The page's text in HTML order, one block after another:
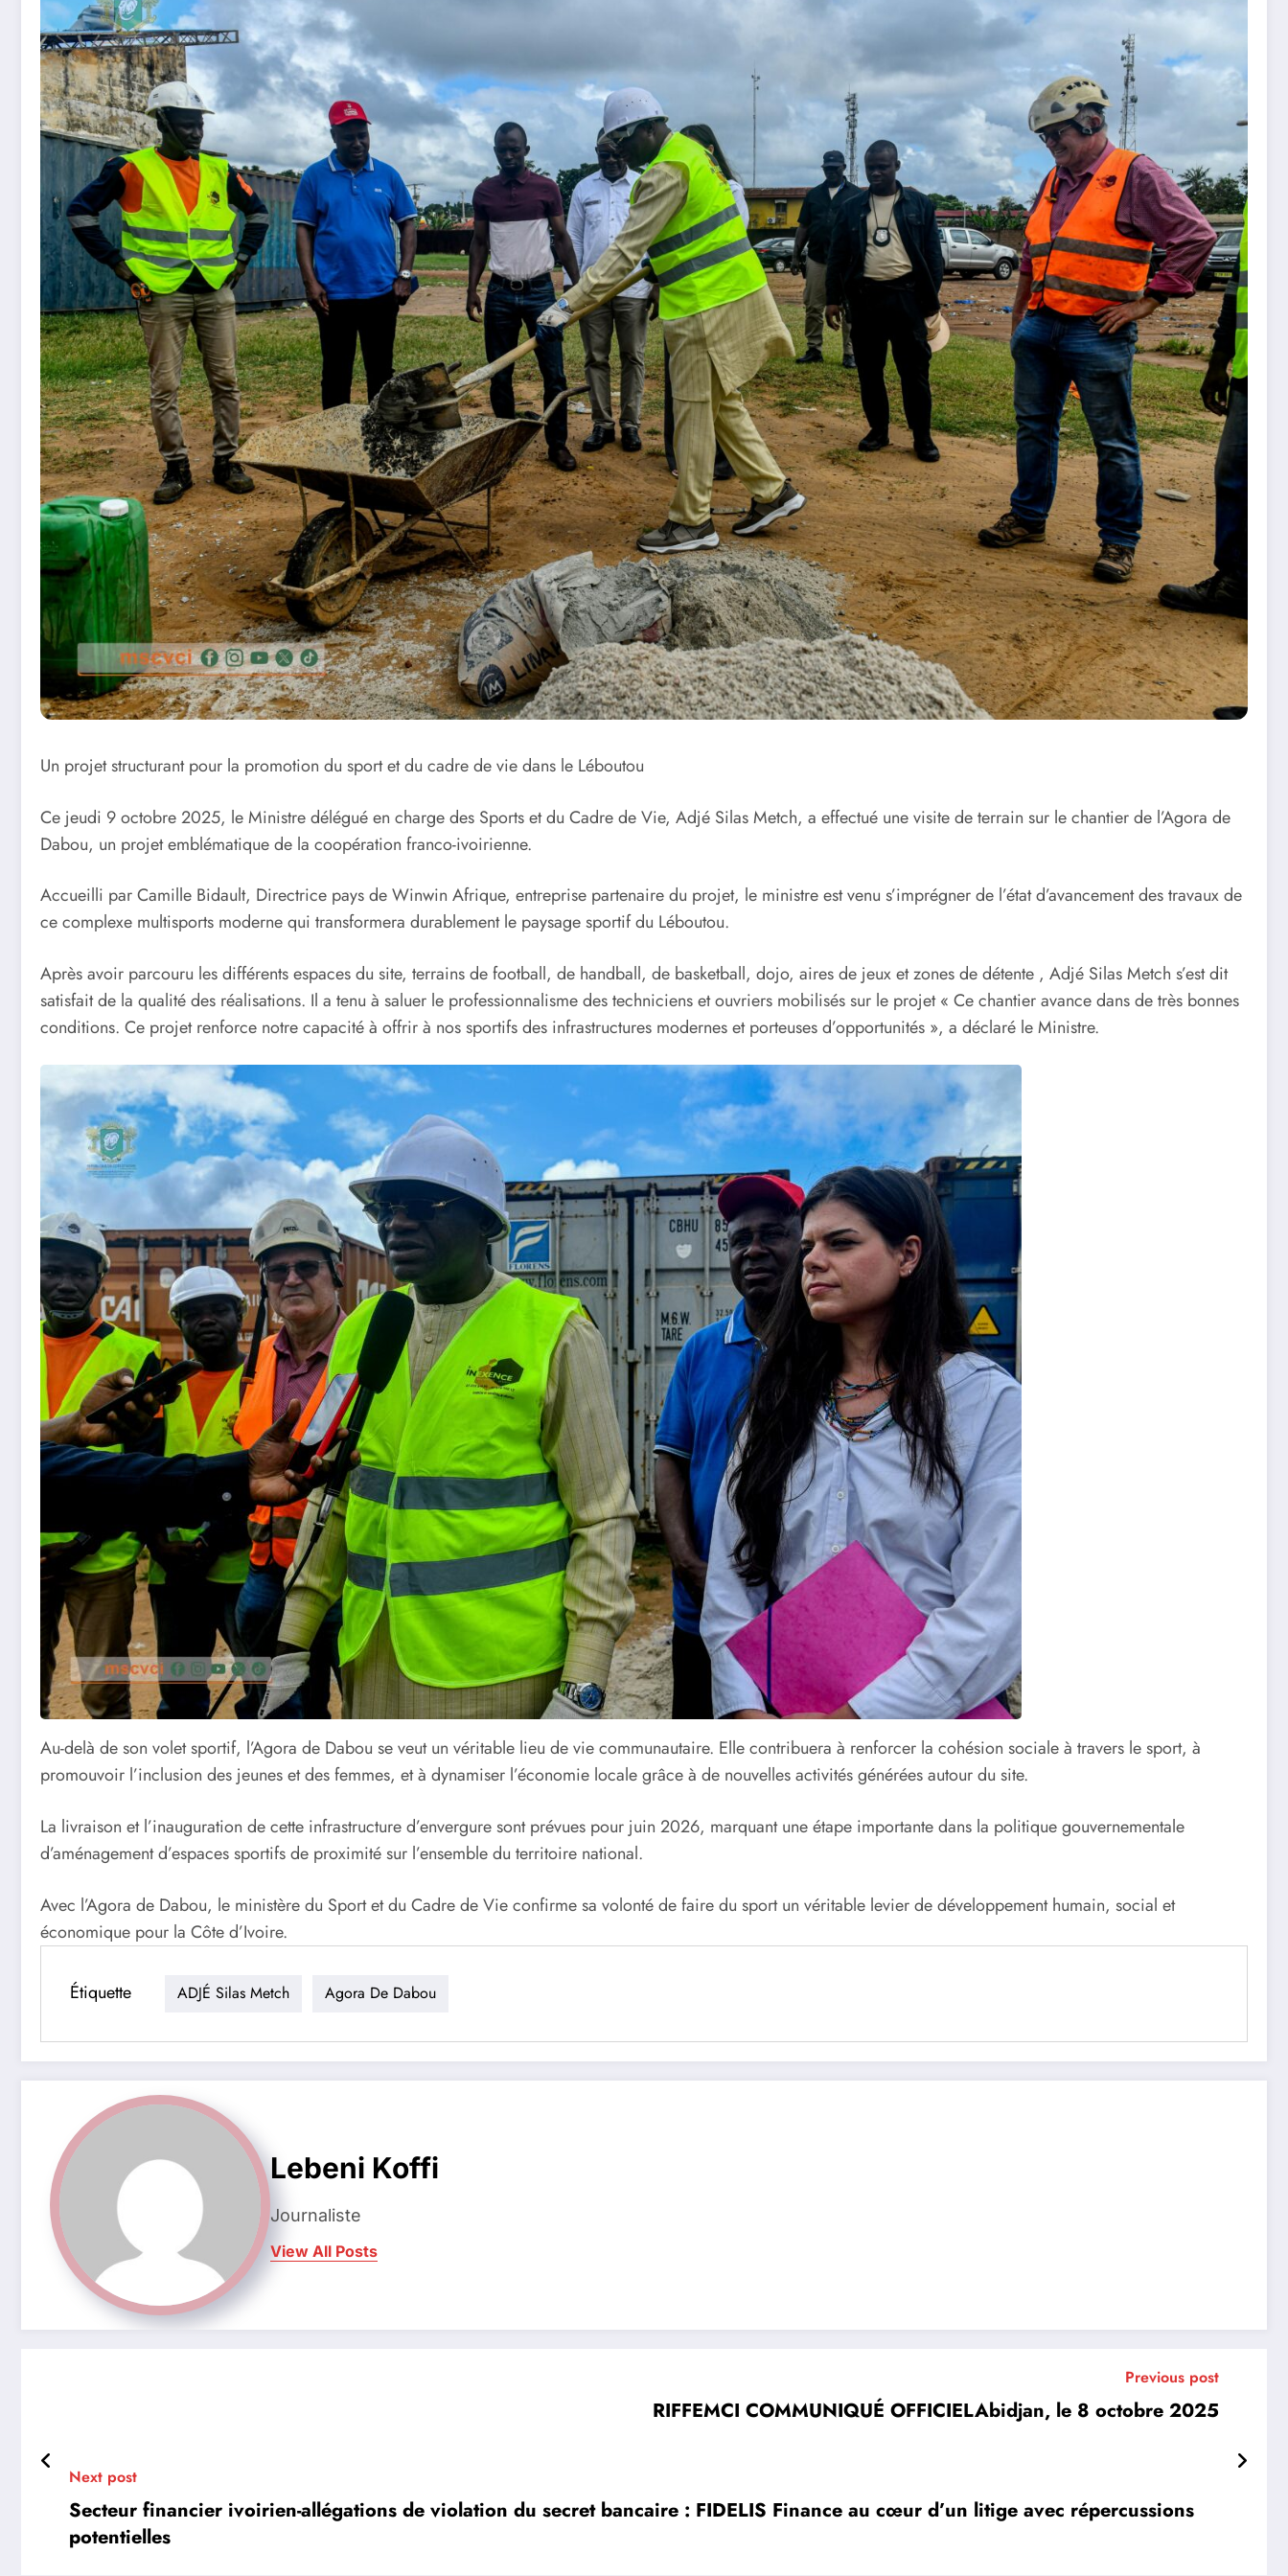
Un projet structurant pour la promotion du sport et du cadre de vie dans le Léboutou
Ce jeudi 9 octobre 2025, le Ministre délégué en charge des Sports et du Cadre de Vie, Adjé Silas Metch, a effectué une visite de terrain sur le chantier de l’Agora de
Dabou, un projet emblématique de la coopération franco-ivoirienne.
Accueilli par Camille Bidault, Directrice pays de Winwin Afrique, entreprise partenaire du projet, le ministre est venu s’imprégner de l’état d’avancement des travaux de
ce complexe multisports moderne qui transformera durablement le paysage sportif du Léboutou.
Après avoir parcouru les différents espaces du site, terrains de football, de handball, de basketball, dojo, aires de jeux et zones de détente , Adjé Silas Metch s’est dit
satisfait de la qualité des réalisations. Il a tenu à saluer le professionnalisme des techniciens et ouvriers mobilisés sur le projet « Ce chantier avance dans de très bonnes
conditions. Ce projet renforce notre capacité à offrir à nos sportifs des infrastructures modernes et porteuses d’opportunités », a déclaré le Ministre.
Au-delà de son volet sportif, l’Agora de Dabou se veut un véritable lieu de vie communautaire. Elle contribuera à renforcer la cohésion sociale à travers le sport, à
promouvoir l’inclusion des jeunes et des femmes, et à dynamiser l’économie locale grâce à de nouvelles activités générées autour du site.
La livraison et l’inauguration de cette infrastructure d’envergure sont prévues pour juin 2026, marquant une étape importante dans la politique gouvernementale
d’aménagement d’espaces sportifs de proximité sur l’ensemble du territoire national.
Avec l’Agora de Dabou, le ministère du Sport et du Cadre de Vie confirme sa volonté de faire du sport un véritable levier de développement humain, social et
économique pour la Côte d’Ivoire.
Étiquette ADJÉ Silas Metch Agora De Dabou
Lebeni Koffi
Journaliste
View All Posts
Previous post
RIFFEMCI COMMUNIQUÉ OFFICIELAbidjan, le 8 octobre 2025
Next post
Secteur financier ivoirien-allégations de violation du secret bancaire : FIDELIS Finance au cœur d’un litige avec répercussions
potentielles